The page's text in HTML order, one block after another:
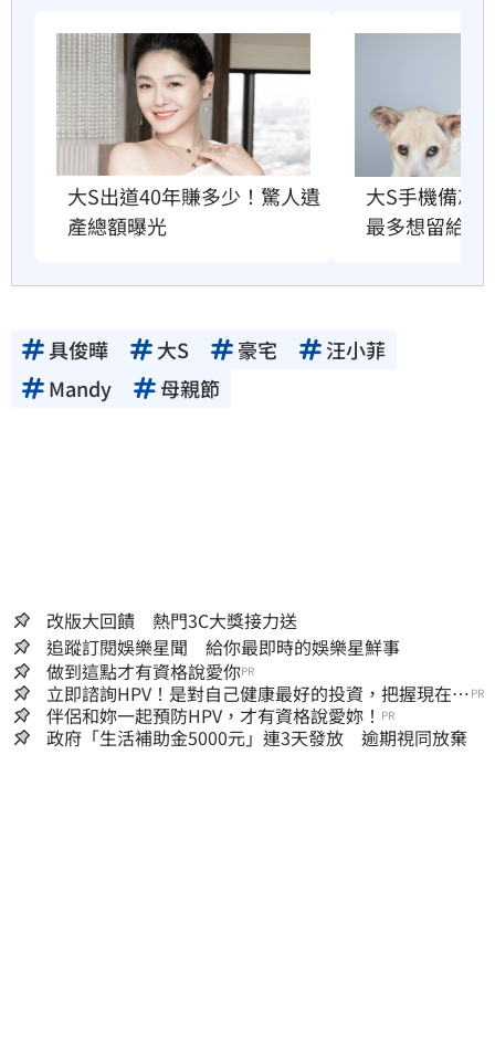
大S出道40年賺多少！驚人遺
產總額曝光
大S手機備忘
最多想留給他
具俊曄 大S 豪宅
汪小菲
Mandy
母親節
改版大回饋 熱門3C大獎接力送
追蹤訂閱娛樂星聞 給你最即時的娛樂星鮮事
做到這點才有資格說愛你PR
立即諮詢HPV！是對自己健康最好的投資，把握現在不
嫌晚！
PR
伴侶和妳一起預防HPV，才有資格說愛妳！ PR
政府「生活補助金5000元」連3天發放 逾期視同放棄